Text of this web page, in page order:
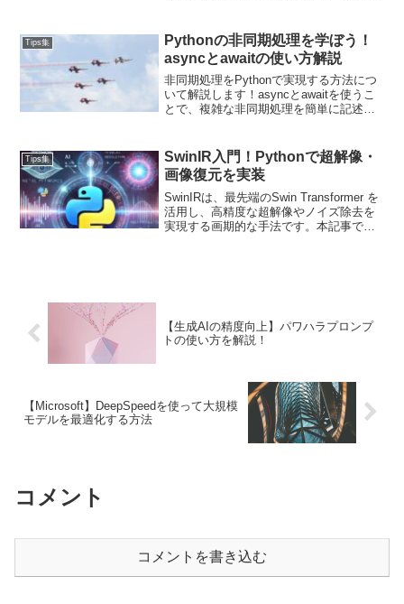
のオリジナルQRコードで周りを驚かせよ
う！
Tips集
Pythonの非同期処理を学ぼう！
asyncとawaitの使い方解説
非同期処理をPythonで実現する方法につ
いて解説します！asyncとawaitを使うこ
とで、複雑な非同期処理を簡単に記述で
す。また、複数のタスクを同時に実行す
るためのasyncio.gatherや、エラーを適切
に処理するためのtry/exceptといった技法
も組み合わせると効果的です。
Tips集
SwinIR入門！Pythonで超解像・
画像復元を実装
SwinIRは、最先端のSwin Transformer を
活用し、高精度な超解像やノイズ除去を
実現する画期的な手法です。本記事で
【生成AIの精度向上】パワハラプロンプ
トの使い方を解説！
【Microsoft】DeepSpeedを使って大規模
モデルを最適化する方法
コメント
コメントを書き込む